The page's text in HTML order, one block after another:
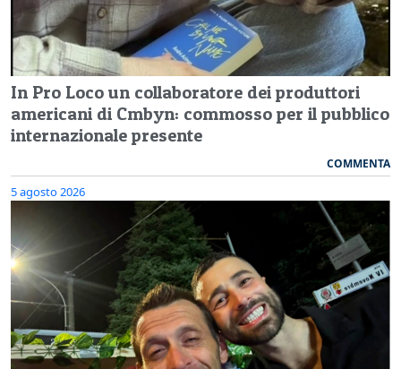
In Pro Loco un collaboratore dei produttori
americani di Cmbyn: commosso per il pubblico
internazionale presente
COMMENTA
5 agosto 2026